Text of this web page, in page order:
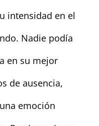
intensidad en el
Nadie podía
en su mejor
de ausencia,
emoción